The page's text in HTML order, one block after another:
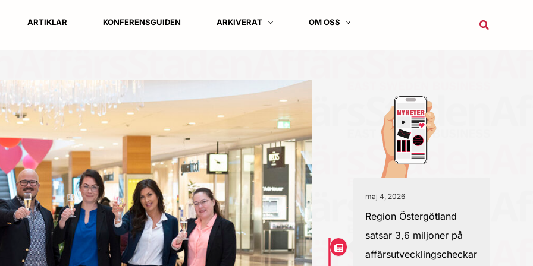
ARTIKLAR KONFERENSGUIDEN ARKIVERAT OM OSS Sök
maj 4, 2026
Region Östergötland
satsar 3,6 miljoner på
affärsutvecklingscheckar